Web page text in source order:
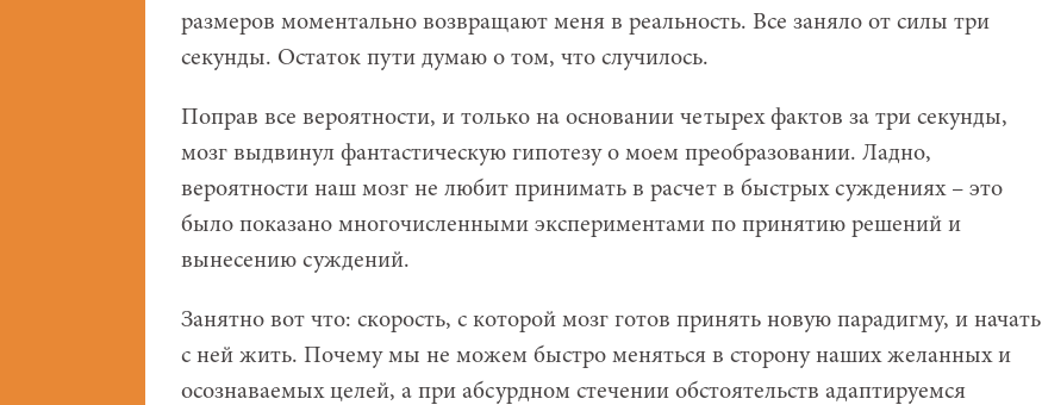
размеров моментально возвращают меня в реальность. Все заняло от силы три
секунды. Остаток пути думаю о том, что случилось.
Поправ все вероятности, и только на основании четырех фактов за три секунды,
мозг выдвинул фантастическую гипотезу о моем преобразовании. Ладно,
вероятности наш мозг не любит принимать в расчет в быстрых суждениях – это
было показано многочисленными экспериментами по принятию решений и
вынесению суждений.
Занятно вот что: скорость, с которой мозг готов принять новую парадигму, и начать
с ней жить. Почему мы не можем быстро меняться в сторону наших желанных и
осознаваемых целей, а при абсурдном стечении обстоятельств адаптируемся